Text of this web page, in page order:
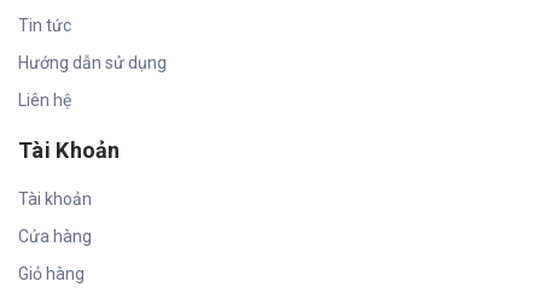
Tin tức
Hướng dẫn sử dụng
Liên hệ
Tài Khoản
Tài khoản
Cửa hàng
Giỏ hàng